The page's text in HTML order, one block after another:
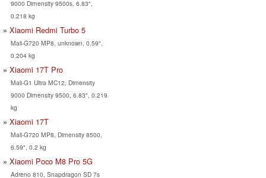
9000 Dimensity 9500s, 6.83",
0.218 kg
Xiaomi Redmi Turbo 5
Mali-G720 MP8, unknown, 0.59",
0.204 kg
Xiaomi 17T Pro
Mali-G1 Ultra MC12, Dimensity
9000 Dimensity 9500, 6.83", 0.219
kg
Xiaomi 17T
Mali-G720 MP8, Dimensity 8500,
6.59", 0.2 kg
Xiaomi Poco M8 Pro 5G
Adreno 810, Snapdragon SD 7s